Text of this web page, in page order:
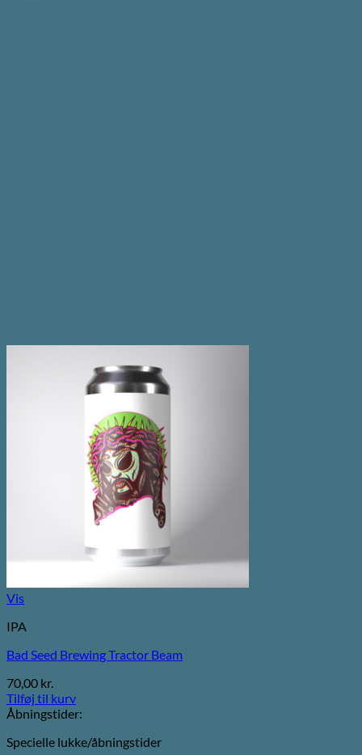
Vis
IPA
Bad Seed Brewing Tractor Beam
70,00 kr.
Tilføj til kurv
Åbningstider:
Specielle lukke/åbningstider